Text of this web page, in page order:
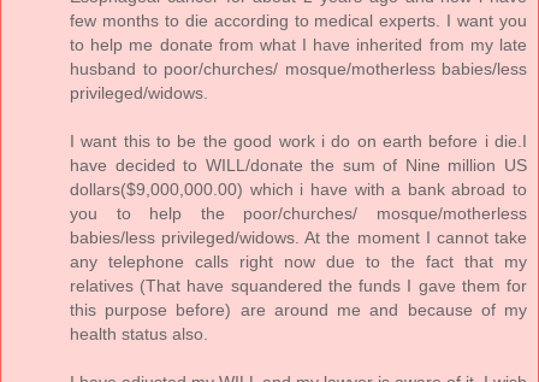
few months to die according to medical experts. I want you
to help me donate from what I have inherited from my late
husband to poor/churches/ mosque/motherless babies/less
privileged/widows.
I want this to be the good work i do on earth before i die.I
have decided to WILL/donate the sum of Nine million US
dollars($9,000,000.00) which i have with a bank abroad to
you to help the poor/churches/ mosque/motherless
babies/less privileged/widows. At the moment I cannot take
any telephone calls right now due to the fact that my
relatives (That have squandered the funds I gave them for
this purpose before) are around me and because of my
health status also.